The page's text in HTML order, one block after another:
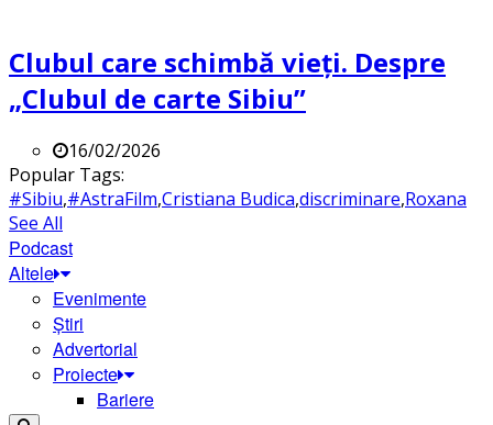
Clubul care schimbă vieți. Despre
„Clubul de carte Sibiu”
16/02/2026
Popular Tags:
#Sibiu,#AstraFilm,Cristiana Budica,discriminare,Roxana
See All
Podcast
Altele
Evenimente
Știri
Advertorial
Proiecte
Bariere